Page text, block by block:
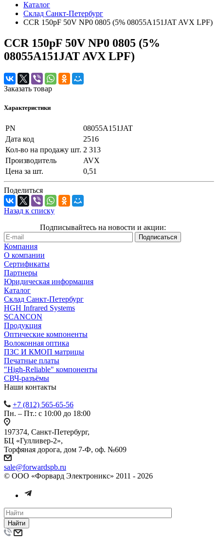
Каталог
Cклад Санкт-Петербург
CCR 150pF 50V NP0 0805 (5% 08055A151JAT AVX LPF)
CCR 150pF 50V NP0 0805 (5%
08055A151JAT AVX LPF)
Заказать товар
Характеристики
PN
08055A151JAT
Дата код
2516
Кол-во на продажу шт. 2 313
Производитель
AVX
Цена за шт.
0,51
Поделиться
Назад к списку
Подписывайтесь на новости и акции:
Компания
О компании
Сертификаты
Партнеры
Юридическая информация
Каталог
Cклад Санкт-Петербург
HGH Infrared Systems
SCANCON
Продукция
Оптические компоненты
Волоконная оптика
ПЗС И КМОП матрицы
Печатные платы
"High-Reliable" компоненты
СВЧ-разъёмы
Наши контакты
+7 (812) 565-65-56
Пн. – Пт.: с 10:00 до 18:00
197374, Санкт-Петербург,
БЦ «Гулливер-2»,
Торфяная дорога, дом 7-Ф, оф. №609
sale@forwardspb.ru
© ООО «Форвард Электроникс» 2011 - 2026
Найти